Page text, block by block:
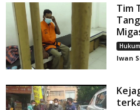
Tim
Hukum
Iwan